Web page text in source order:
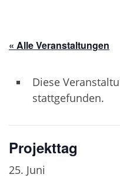
« Alle Veranstaltungen
Diese
stattgefunden.
Projekttag
25. Juni